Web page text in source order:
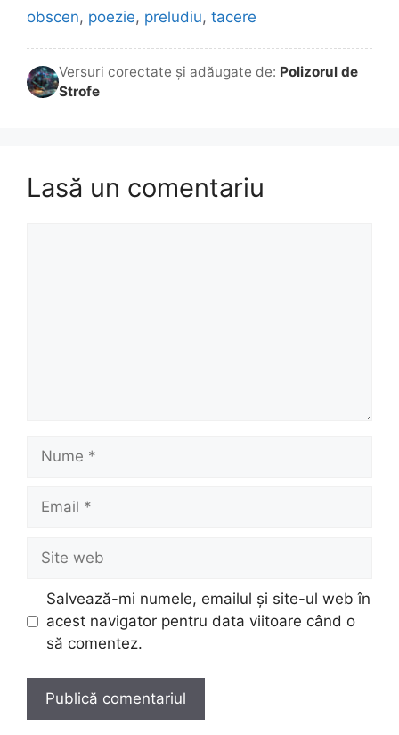
obscen, poezie, preludiu, tacere
Versuri corectate și adăugate de: Polizorul de
Strofe
Lasă un comentariu
Nume
Email
Site
web
Salvează-mi numele, emailul și site-ul web în
acest navigator pentru data viitoare când o
să comentez.